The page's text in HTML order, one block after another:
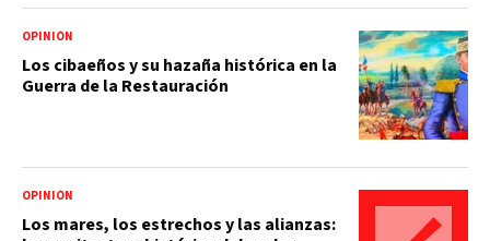
OPINIÓN
Los cibaeños y su hazaña histórica en la
Guerra de la Restauración
OPINIÓN
Los mares, los estrechos y las alianzas: